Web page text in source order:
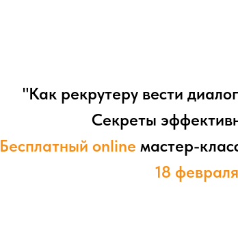
"Как рекрутеру вести
Секреты
Бесплатный online мастер-
18